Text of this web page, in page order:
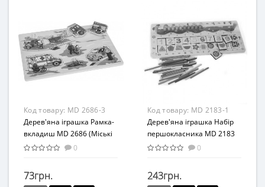
Развивающие
Возраст
От 3-х лет
Материал
Развивающие игровые
центры
Возраст
От 3-х лет
Материал
Код товару: MD 2686-3
Дерев'яна іграшка Рамка-
вкладиш MD 2686 (Міські
служби)
0
73грн.
Код товару: MD 2183-1
Дерев'яна іграшка Набір
першокласника MD 2183
(Лічильні палички MD
0
243грн.